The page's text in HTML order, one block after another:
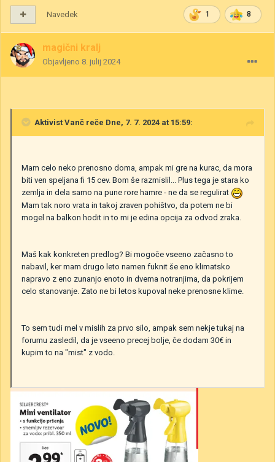
1 8
Navedek
magični kralj
Objavljeno 8. julij 2024
Aktivist Vanč reče Dne, 7. 7. 2024 at 15:59:
Mam celo neko prenosno doma, ampak mi gre na kurac, da mora
biti ven speljana fi 15 cev. Bom še razmislil... Plus tega je stara ko
zemlja in dela samo na pune rore hamre - ne da se regulirat
Mam tak noro vrata in takoj zraven pohištvo, da potem ne bi
mogel na balkon hodit in to mi je edina opcija za odvod zraka.
Maš kak konkreten predlog? Bi mogoče vseeno začasno to
nabavil, ker mam drugo leto namen fuknit še eno klimatsko
napravo z eno zunanjo enoto in dvema notranjima, da pokrijem
celo stanovanje. Zato ne bi letos kupoval neke prenosne klime.
To sem tudi mel v mislih za prvo silo, ampak sem nekje tukaj na
forumu zasledil, da je vseeno precej bolje, če dodam 30€ in
kupim to na "mist" z vodo.